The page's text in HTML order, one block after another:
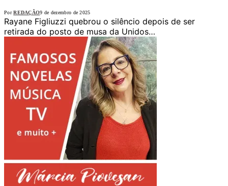
Por REDAÇÃO9 de dezembro de 2025
Rayane Figliuzzi quebrou o silêncio depois de ser
retirada do posto de musa da Unidos…